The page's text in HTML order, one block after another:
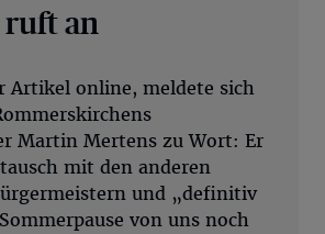
an
Artikel online, meldete sich
Martin Mertens zu Wort: Er
mit den anderen
und „definitiv
von uns noch